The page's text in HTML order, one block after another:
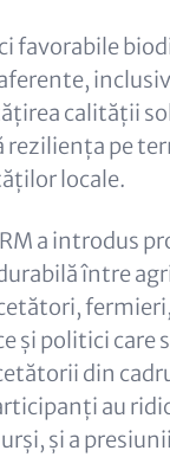
favorabile
calității
reziliența pe
locale.
a introdus
între
și politici care
din
au
și a